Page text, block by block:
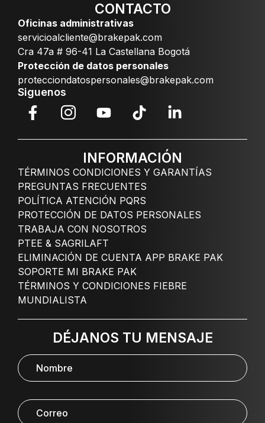
CONTACTO
Oficinas administrativas
servicioalcliente@brakepak.com
Cra 47a # 96-41 La Castellana Bogotá
Protección de datos personales
protecciondatospersonales@brakepak.com
Siguenos
INFORMACIÓN
TÉRMINOS CONDICIONES Y GARANTÍAS
PREGUNTAS FRECUENTES
POLÍTICA ATENCIÓN PQRS
PROTECCIÓN DE DATOS PERSONALES
TRABAJA CON NOSOTROS
PTEE & SAGRILAFT
ELIMINACIÓN DE CUENTA APP BRAKE PAK
SOPORTE MI BRAKE PAK
TÉRMINOS Y CONDICIONES FIEBRE
MUNDIALISTA
DÉJANOS TU MENSAJE